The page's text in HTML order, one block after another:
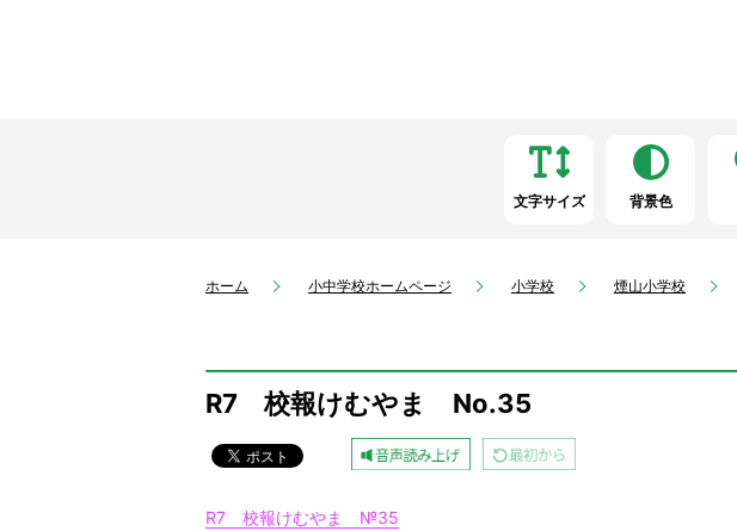
文字サイズ 背景色
ホーム 小中学校ホームページ 小学校 煙山小学校
R7 校報けむやま No.35
R7 校報けむやま №35